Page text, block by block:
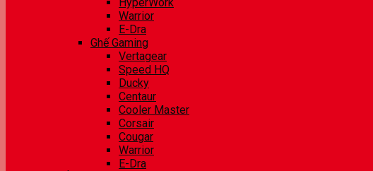
Warrior
E-Dra
Ghế Gaming
Vertagear
Speed HQ
Ducky
Centaur
Cooler Master
Corsair
Cougar
Warrior
E-Dra